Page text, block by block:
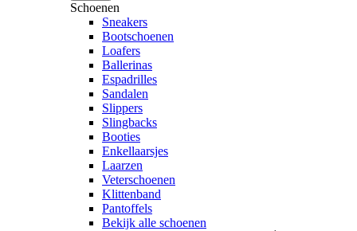
Schoenen
Sneakers
Bootschoenen
Loafers
Ballerinas
Espadrilles
Sandalen
Slippers
Slingbacks
Booties
Enkellaarsjes
Laarzen
Veterschoenen
Klittenband
Pantoffels
Bekijk alle schoenen